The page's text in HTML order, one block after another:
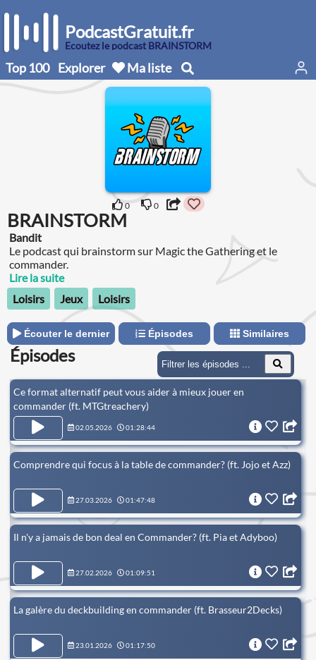
PodcastGratuit.fr
Écoutez le podcast BRAINSTORM
Top 100 Explorer Ma liste
0 0
BRAINSTORM
Bandit
Le podcast qui brainstorm sur Magic the Gathering et le
commander.
Lire la suite
Loisirs
Jeux Loisirs
Écouter le dernier Épisodes Similaires
Épisodes
Ce format alternatif peut vous aider à mieux jouer en
commander (ft. MTGtreachery)
02.05.2026 01:28:44
Comprendre qui focus à la table de commander? (ft. Jojo et Azz)
27.03.2026 01:47:48
Il n'y a jamais de bon deal en Commander? (ft. Pia et Adyboo)
27.02.2026 01:09:51
La galère du deckbuilding en commander (ft. Brasseur2Decks)
23.01.2026 01:17:50